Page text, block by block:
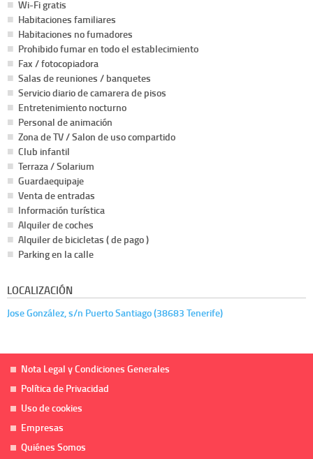
Wi-Fi gratis
Habitaciones familiares
Habitaciones no fumadores
Prohibido fumar en todo el establecimiento
Fax / fotocopiadora
Salas de reuniones / banquetes
Servicio diario de camarera de pisos
Entretenimiento nocturno
Personal de animación
Zona de TV / Salon de uso compartido
Club infantil
Terraza / Solarium
Guardaequipaje
Venta de entradas
Información turística
Alquiler de coches
Alquiler de bicicletas ( de pago )
Parking en la calle
LOCALIZACIÓN
Jose González, s/n Puerto Santiago (38683 Tenerife)
Nota Legal y Condiciones Generales
Política de Privacidad
Uso de cookies
Empresas
Quiénes Somos